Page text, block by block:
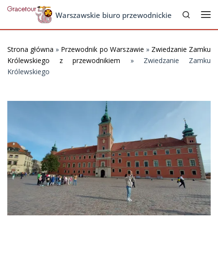
Skip to contentWarszawskie biuro przewodnickie
Search
Strona główna » Przewodnik po Warszawie » Zwiedzanie Zamku
Królewskiego z przewodnikiem » Zwiedzanie Zamku
Królewskiego